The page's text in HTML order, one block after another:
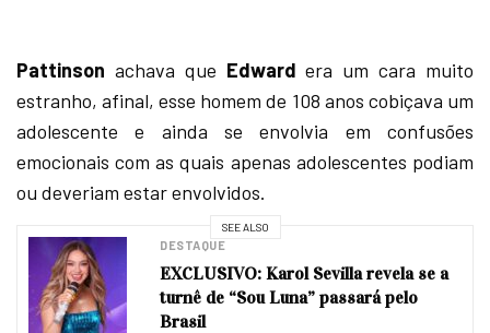
Pattinson achava que Edward era um cara muito
estranho, afinal, esse homem de 108 anos cobiçava um
adolescente e ainda se envolvia em confusões
emocionais com as quais apenas adolescentes podiam
ou deveriam estar envolvidos.
SEE ALSO
DESTAQUE
EXCLUSIVO: Karol Sevilla revela se a
turnê de “Sou Luna” passará pelo
Brasil